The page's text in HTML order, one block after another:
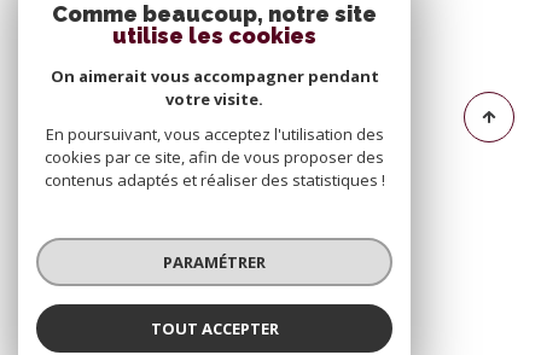
Cookies
© 2026 | Tous droits réservés
Réalisé par
Comme beaucoup, notre site
utilise les cookies
On aimerait vous accompagner pendant
votre visite.
En poursuivant, vous acceptez l'utilisation des
cookies par ce site, afin de vous proposer des
contenus adaptés et réaliser des statistiques !
PARAMÉTRER
TOUT ACCEPTER